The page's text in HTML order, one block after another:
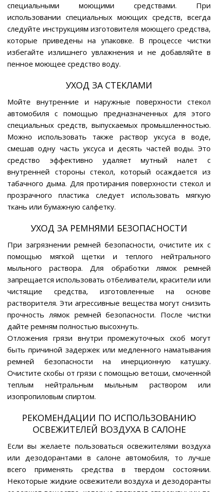
специальными моющими средствами. При
использовании специальных моющих средств, всегда
следуйте инструкциям изготовителя моющего средства,
которые приведены на упаковке. В процессе чистки
избегайте излишнего увлажнения и не добавляйте в
пенное моющее средство воду.
УХОД ЗА СТЕКЛАМИ
Мойте внутренние и наружные поверхности стекол
автомобиля с помощью предназначенных для этого
специальных средств, выпускаемых промышленностью.
Можно использовать также раствор уксуса в воде,
смешав одну часть уксуса и десять частей воды. Это
средство эффективно удаляет мутный налет с
внутренней стороны стекол, который осаждается из
табачного дыма. Для протирания поверхности стекол и
прозрачного пластика следует использовать мягкую
ткань или бумажную салфетку.
УХОД ЗА РЕМНЯМИ БЕЗОПАСНОСТИ
При загрязнении ремней безопасности, очистите их с
помощью мягкой щетки и теплого нейтрального
мыльного раствора. Для обработки лямок ремней
запрещается использовать отбеливатели, красители или
чистящие средства, изготовленные на основе
растворителя. Эти агрессивные вещества могут снизить
прочность лямок ремней безопасности. После чистки
дайте ремням полностью высохнуть.
Отложения грязи внутри промежуточных скоб могут
быть причиной задержек или медленного наматывания
ремней безопасности на инерционную катушку.
Очистите скобы от грязи с помощью ветоши, смоченной
теплым нейтральным мыльным раствором или
изопропиловым спиртом.
РЕКОМЕНДАЦИИ ПО ИСПОЛЬЗОВАНИЮ
ОСВЕЖИТЕЛЕЙ ВОЗДУХА В САЛОНЕ
Если вы желаете пользоваться освежителями воздуха
или дезодорантами в салоне автомобиля, то лучше
всего применять средства в твердом состоянии.
Некоторые жидкие освежители воздуха и дезодоранты